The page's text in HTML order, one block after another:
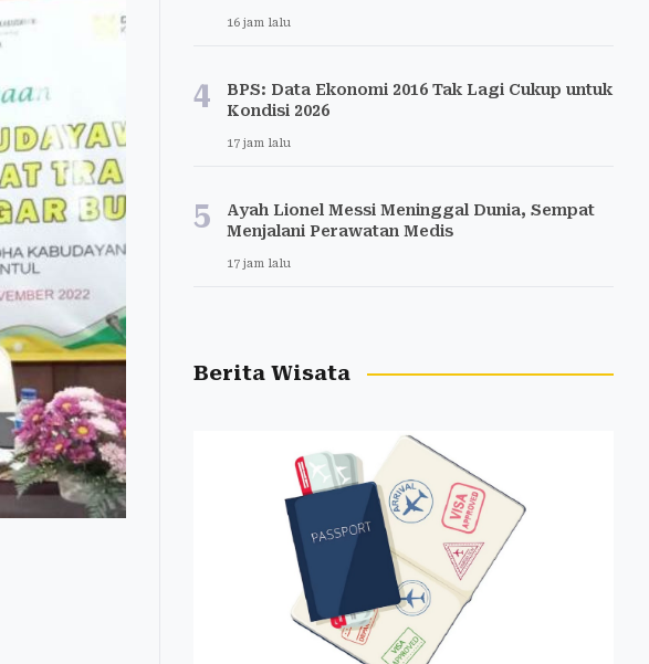
16 jam lalu
4
BPS: Data Ekonomi 2016 Tak Lagi Cukup untuk
Kondisi 2026
17 jam lalu
5
Ayah Lionel Messi Meninggal Dunia, Sempat
Menjalani Perawatan Medis
17 jam lalu
Berita Wisata